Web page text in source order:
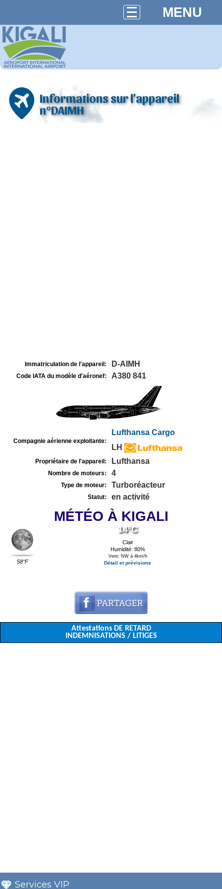
MENU
Informations sur l'appareil
n°DAIMH
Immatriculation de l'appareil: D-AIMH
Code IATA du modèle d'aéronef: A380 841
Compagnie aérienne exploitante:
Lufthansa Cargo
LH
Propriétaire de l'appareil: Lufthansa
Nombre de moteurs: 4
Type de moteur: Turboréacteur
Statut: en activité
MÉTÉO À KIGALI
58°F
14°C
Clair
Humidité: 80%
Vent: NW à 4km/h
Détail et prévisions
Attestations DE RETARD
INDEMNISATIONS / LITIGES
Services VIP